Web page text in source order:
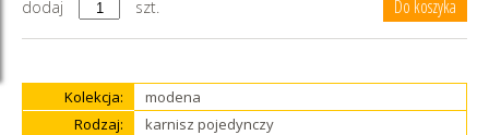
dodaj szt.
Kolekcja:
modena
Rodzaj:
karnisz pojedynczy